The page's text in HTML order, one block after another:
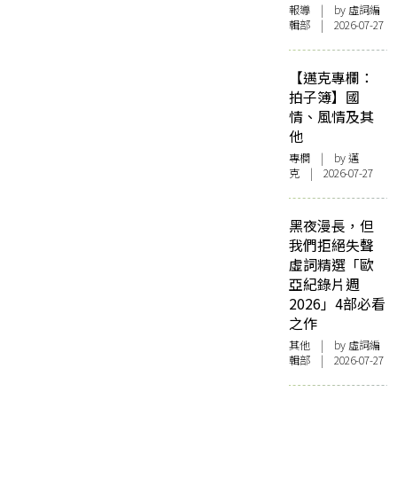
報導 | by 虛詞編
輯部 | 2026-07-27
【邁克專欄：
拍子簿】國
情、風情及其
他
專欄 | by邁
克 | 2026-07-27
黑夜漫長，但
我們拒絕失聲
虛詞精選「歐
亞紀錄片週
2026」4部必看
之作
其他 | by 虛詞編
輯部 | 2026-07-27